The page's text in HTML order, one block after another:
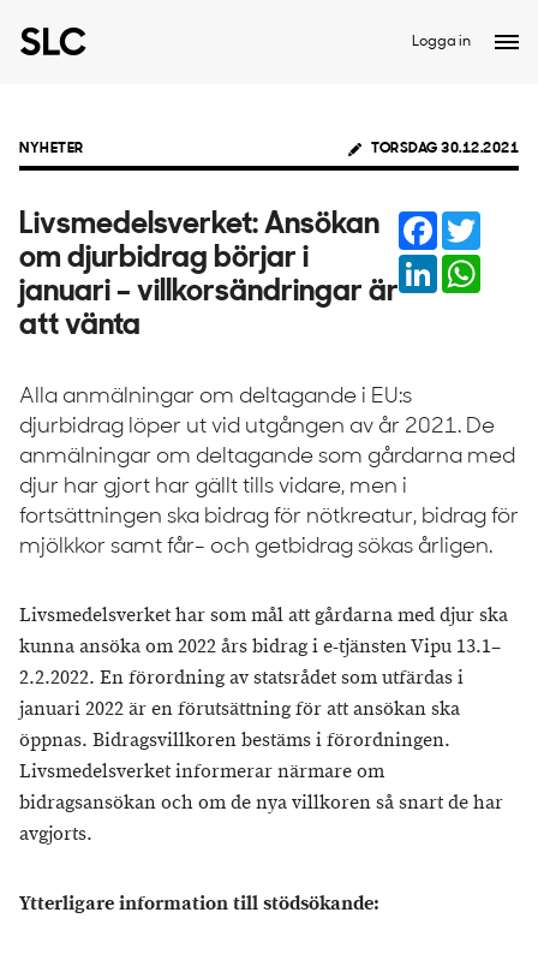
Logga in
NYHETER TORSDAG 30.12.2021
Livsmedelsverket: Ansökan
om djurbidrag börjar i
januari – villkorsändringar är
att vänta
Facebook
LinkedIn
Alla anmälningar om deltagande i EU:s
djurbidrag löper ut vid utgången av år 2021. De
anmälningar om deltagande som gårdarna med
djur har gjort har gällt tills vidare, men i
fortsättningen ska bidrag för nötkreatur, bidrag för
mjölkkor samt får- och getbidrag sökas årligen.
Livsmedelsverket har som mål att gårdarna med djur ska
kunna ansöka om 2022 års bidrag i e-tjänsten Vipu 13.1–
2.2.2022. En förordning av statsrådet som utfärdas i
januari 2022 är en förutsättning för att ansökan ska
öppnas. Bidragsvillkoren bestäms i förordningen.
Livsmedelsverket informerar närmare om
bidragsansökan och om de nya villkoren så snart de har
avgjorts.
Ytterligare information till stödsökande: